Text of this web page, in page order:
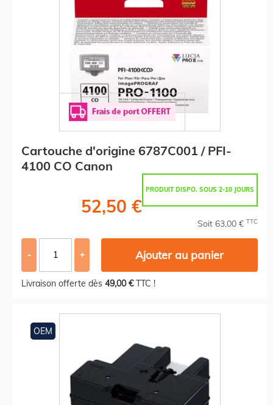
Cartouche d'origine 6787C001 / PFI-
4100 CO Canon
PRODUIT DISPO. SOUS 2-10 JOURS
52,50 €
Soit 63,00 € TTC
- + Ajouter au panier
Livraison offerte dès 49,00 €TTC !
OEM